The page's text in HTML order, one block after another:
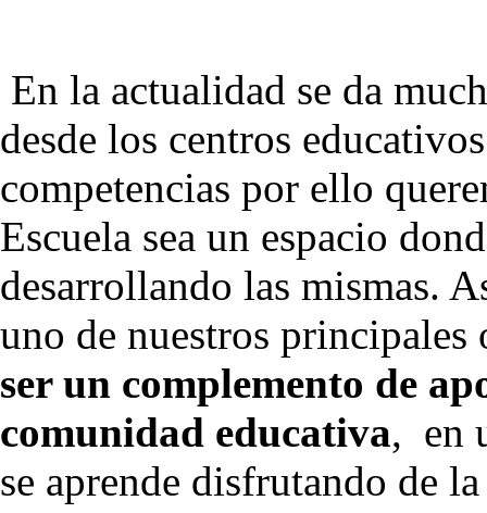
En la actualidad se da
desde los centros
competencias por ello
Escuela sea un espacio
desarrollando las mismas.
uno de nuestros principales
ser un complemento de
comunidad educativa, en
se aprende disfrutando de